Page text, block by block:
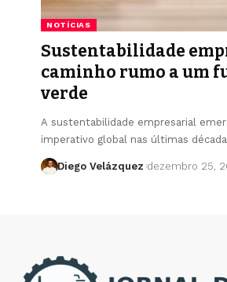
NOTÍCIAS
Sustentabilidade
caminho rumo a um
verde
A sustentabilidade empresarial
imperativo global nas últimas
Diego Velázquez dezembro 25,